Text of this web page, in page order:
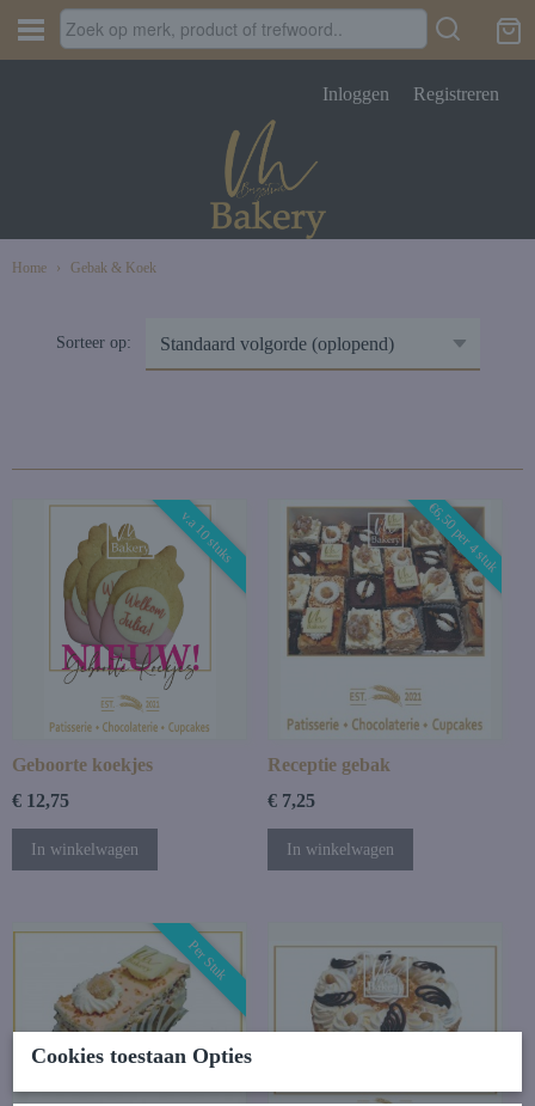
Inloggen Registreren
Home › Gebak & Koek
Sorteer op:
v.a 10 stuks
Geboorte koekjes
€ 12,75
In winkelwagen
€6,50 per 4 stuk
Receptie gebak
€ 7,25
In winkelwagen
Per Stuk
Cookies toestaan Opties